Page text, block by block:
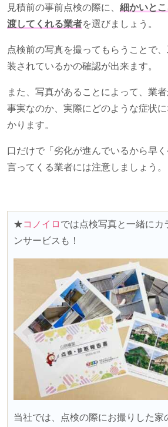
見積前の事前点検の際に、 細かいと
渡してくれる業者を選びましょう。
点検前の写真を撮ってもらうことで
装されているかの確認が出来ます。
また、写真があることによって、業
事実なのか、実際にどのような症状
かります。
口だけで「劣化が進んでいるから早
言ってくる業者には注意しましょう。
★コノイロ では点検写真と一緒にカ
ンサービスも！
当社では、点検の際にお撮りした家